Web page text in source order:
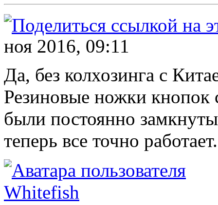
ноя 2016, 09:11
Да, без колхозинга с
Резиновые ножки
были постоянно
теперь все точно работает.
Whitefish